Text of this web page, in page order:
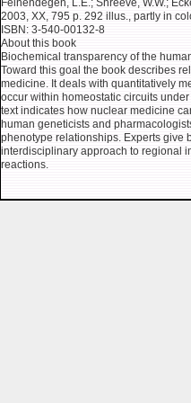
Feinendegen, L.E.; Shreeve, W.W.;
2003, XX, 795 p. 292 illus., partly in
ISBN: 3-540-00132-8
About this book
Biochemical transparency of the
Toward this goal the book describes
medicine. It deals with quantitatively
occur within homeostatic circuits
text indicates how nuclear medicine
human geneticists and
phenotype relationships. Experts give
interdisciplinary approach to regional
reactions.